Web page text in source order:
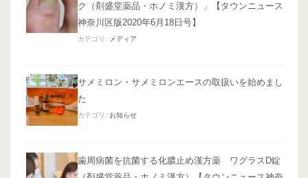
ク（剤盛堂薬品・ホノミ漢方）」【タウンニュース
神奈川区版2020年6月18日号】
カテゴリ: メディア
サメミロン・サメミロンエースの取扱いを始めまし
た
カテゴリ: お知らせ
歯周病菌を抗菌する化膿止め漢方薬 ワグラスD錠